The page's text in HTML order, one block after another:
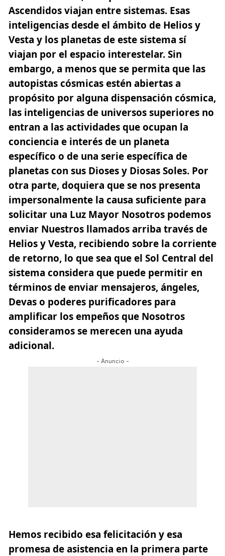
Ascendidos viajan entre sistemas. Esas
inteligencias desde el ámbito de Helios y
Vesta y los planetas de este sistema sí
viajan por el espacio interestelar. Sin
embargo, a menos que se permita que las
autopistas cósmicas estén abiertas a
propósito por alguna dispensación cósmica,
las inteligencias de universos superiores no
entran a las actividades que ocupan la
conciencia e interés de un planeta
específico o de una serie específica de
planetas con sus Dioses y Diosas Soles. Por
otra parte, doquiera que se nos presenta
impersonalmente la causa suficiente para
solicitar una Luz Mayor Nosotros podemos
enviar Nuestros llamados arriba través de
Helios y Vesta, recibiendo sobre la corriente
de retorno, lo que sea que el Sol Central del
sistema considera que puede permitir en
términos de enviar mensajeros,ángeles,
Devas o poderes purificadores para
amplificar los empeños que Nosotros
consideramos se merecen una ayuda
adicional.
- Anuncio -
Hemos recibido esa felicitación y esa
promesa de asistencia en la primera parte